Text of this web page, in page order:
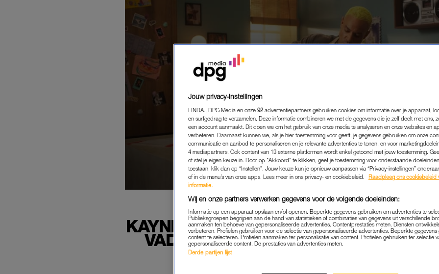
KAYNE (10) BAKT SAMEN MET
VADER: 'ONZE BAND IS SINDS DE
HEEL STERK GEWORDEN'
BOEIEND GESPREK BAKKEN MET BIZZEY
Jouw privacy-instellingen
LINDA., DPG Media en onze 92 advertentiepartners gebruiken cookies om informatie over je apparaat,
en surfgedrag te verzamelen. Deze informatie combineren we met de gegevens die je zelf deelt met ons,
een account aanmaakt. Dit doen we om het gebruik van onze media te analyseren en onze websites en
verbeteren. Daarnaast kunnen we, als je hier toestemming voor geeft, je gegevens gebruiken om onze
communicatie en aanbod te personaliseren en je relevante advertenties te tonen, en voor
4 mediapartners. Ook content van 13 externe platformen wordt enkel getoond met jouw toestemming.
of stel je eigen keuze in. Door op "Akkoord" te klikken, geef je toestemming voor onderstaande
toestaan, klik dan op “Instellen”. Jouw keuze kun je opnieuw aanpassen via “Privacy-instellingen”
of in de menu’s van onze apps. Lees meer in ons privacy- en cookiebeleid.
Raadpleeg ons cookiebeleid
informatie.
Wij en onze partners verwerken gegevens voor de volgende doeleinden:
Informatie op een apparaat opslaan en/of openen. Beperkte gegevens gebruiken om advertenties te
Publieksgroepen begrijpen aan de hand van statistieken of combinaties van gegevens uit verschillende
aanmaken ten behoeve van gepersonaliseerde advertenties. Contentprestaties meten. Diensten
verbeteren. Profielen gebruiken voor de selectie van gepersonaliseerde advertenties. Beperkte
content te selecteren. Profielen aanmaken ter personalisatie van content. Profielen gebruiken ter selectie
gepersonaliseerde content. De prestaties van advertenties meten.
Derde partijen lijst